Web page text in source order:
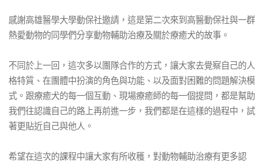
感謝高雄醫學大學動保社邀請， 這是第二次來到高醫動保社與一
感謝高雄醫學大學動保社邀請，這是第二次來到高醫動保社與一群
熱愛動物的同學們分享動物輔助治療及關於療癒犬的故事。
不同於上一回，這次多以團隊合作的方式，讓大家去覺察自己的人
格特質、在團體中扮演的角色與功能、以及面對困難的問題解決模
式。跟療癒犬的每一個互動、現場療癒師的每一個提問，都是幫助
我們往認識自己的路上再前進一步，我們都是在這樣的過程中，試
著更貼近自己與他人。
希望在這次的課程中讓大家有所收穫，對動物輔助治療有更多認